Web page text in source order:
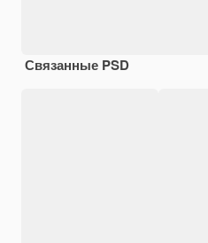
Связанные PSD